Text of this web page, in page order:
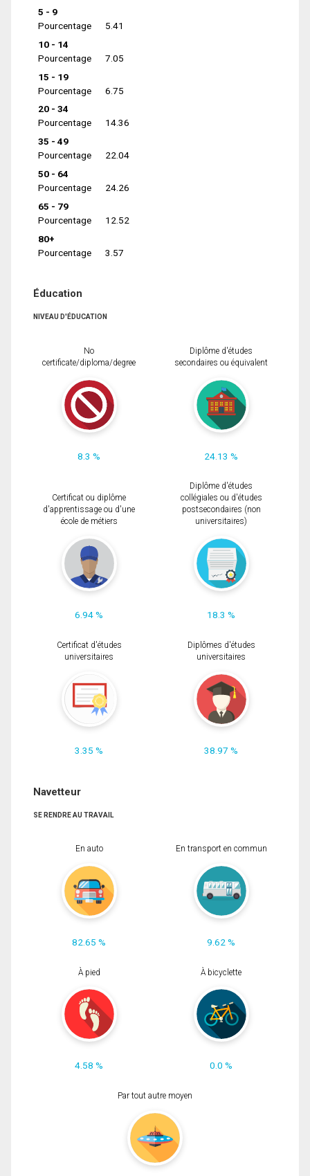
5 - 9
Pourcentage
5.41
10 - 14
Pourcentage
7.05
15 - 19
Pourcentage
6.75
20 - 34
Pourcentage
14.36
35 - 49
Pourcentage
22.04
50 - 64
Pourcentage
24.26
65 - 79
Pourcentage
12.52
80+
Pourcentage
3.57
Éducation
NIVEAU D'ÉDUCATION
No
certificate/diploma/degree
8.3 %
Diplôme d'études
secondaires ou équivalent
24.13 %
Certificat ou diplôme
d'apprentissage ou d'une
école de métiers
6.94 %
Diplôme d'études
collégiales ou d'études
postsecondaires (non
universitaires)
18.3 %
Certificat d'études
universitaires
3.35 %
Diplômes d'études
universitaires
38.97 %
Navetteur
SE RENDRE AU TRAVAIL
En auto
82.65 %
En transport en commun
9.62 %
À pied
4.58 %
À bicyclette
0.0 %
Par tout autre moyen